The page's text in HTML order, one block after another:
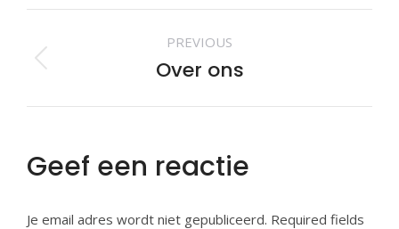
Album
navigation
PREVIOUS
Previous
Over ons
Geef een reactie
Je email adres wordt niet gepubliceerd. Required fields